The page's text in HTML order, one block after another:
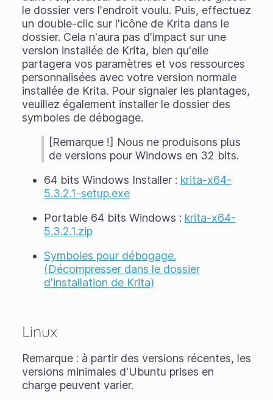
le dossier vers l'endroit voulu. Puis, effectuez
un double-clic sur l'icône de Krita dans le
dossier. Cela n'aura pas d'impact sur une
version installée de Krita, bien qu'elle
partagera vos paramètres et vos ressources
personnalisées avec votre version normale
installée de Krita. Pour signaler les plantages,
veuillez également installer le dossier des
symboles de débogage.
[Remarque !] Nous ne produisons plus
de versions pour Windows en 32 bits.
64 bits Windows Installer : krita-x64-
5.3.2.1-setup.exe
Portable 64 bits Windows : krita-x64-
5.3.2.1.zip
Symboles pour débogage.
(Décompresser dans le dossier
d'installation de Krita)
Linux
Remarque : à partir des versions récentes, les
versions minimales d'Ubuntu prises en
charge peuvent varier.